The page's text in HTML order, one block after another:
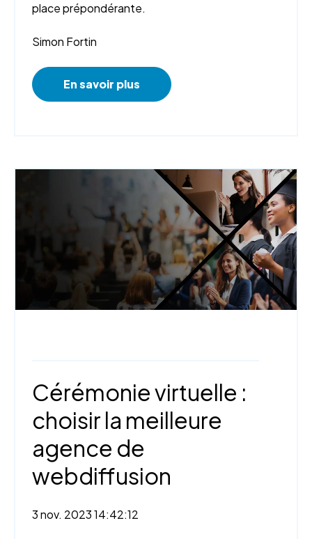
place prépondérante.
Simon Fortin
En savoir plus
Cérémonie virtuelle :
choisir la meilleure
agence de
webdiffusion
3 nov. 2023 14:42:12